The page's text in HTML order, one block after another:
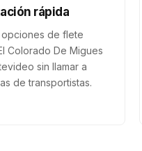
rápida
opciones de flete
Colorado De Migues
sin llamar a
de transportistas.